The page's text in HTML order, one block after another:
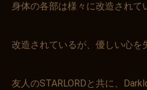
身体の各部は様々に改造されて
改造されているが、優しい心を
友人のSTARLORDと共に、